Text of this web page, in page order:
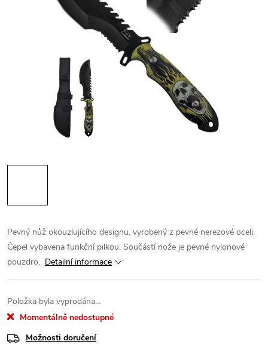
Pevný nůž okouzlujícího designu, vyrobený z pevné nerezové oceli.
Čepel vybavena funkční pilkou. Součástí nože je pevné nylonové
pouzdro. Detailní informace
Položka byla vyprodána…
Momentálně nedostupné
Možnosti doručení